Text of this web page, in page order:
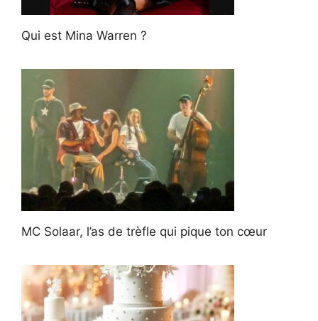
Qui est Mina Warren ?
MC Solaar, l’as de trèfle qui pique ton cœur